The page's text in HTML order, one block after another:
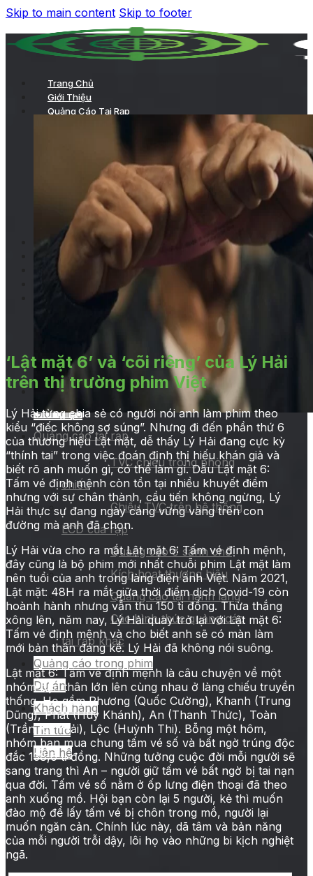
Skip to main content Skip to footer
Trang Chủ
Giới Thiệu
Quảng Cáo Tại Rạp
Chiếu TVC trên hệ thống LCD của rạp
Quảng cáo ở sảnh chờ
Kích hoạt thương hiệu
Quảng cáo tại hành lang
Các hình thức quảng cáo tại rạp khác
Quảng Cáo Trong Phim
Dự Án
Khách Hàng
Tin Tức
Trang chủ
Giới thiệu
Quảng cáo tại rạp
TVC chiếu trong phòng
chiếu
Chiếu TVC trên hệ thống
LCD của rạp
Quảng cáo ở sảnh chờ
Kích hoạt thương hiệu
Quảng cáo tại hành lang
Các hình thức quảng cáo
tại rạp khác
Quảng cáo trong phim
Dự án
Khách hàng
Tin tức
Liên hệ
‘Lật mặt 6’ và ‘cõi riêng’ của Lý Hải
trên thị trường phim Việt
Lý Hải từng chia sẻ có người nói anh làm phim theo
kiểu “điếc không sợ súng”. Nhưng đi đến phần thứ 6
của thương hiệu Lật mặt, dễ thấy Lý Hải đang cực kỳ
“thính tai” trong việc đoán định thị hiếu khán giả và
biết rõ anh muốn gì, có thể làm gì. Dẫu Lật mặt 6:
Tấm vé định mệnh còn tồn tại nhiều khuyết điểm
nhưng với sự chân thành, cầu tiến không ngừng, Lý
Hải thực sự đang ngày càng vững vàng trên con
đường mà anh đã chọn.
Lý Hải vừa cho ra mắt Lật mặt 6: Tấm vé định mệnh,
đây cũng là bộ phim mới nhất chuỗi phim Lật mặt làm
nên tuổi của anh trong làng điện ảnh Việt. Năm 2021,
Lật mặt: 48H ra mắt giữa thời điểm dịch Covid-19 còn
hoành hành nhưng vẫn thu 150 tỉ đồng. Thừa thắng
xông lên, năm nay, Lý Hải quay trở lại với Lật mặt 6:
Tấm vé định mệnh và cho biết anh sẽ có màn làm
mới bản thân đáng kể. Lý Hải đã không nói suông.
Lật mặt 6: Tấm vé định mệnh là câu chuyện về một
nhóm bạn thân lớn lên cùng nhau ở làng chiếu truyền
thống. Họ gồm Phương (Quốc Cường), Khanh (Trung
Dũng), Phát (Huy Khánh), An (Thanh Thức), Toàn
(Trần Kim Hải), Lộc (Huỳnh Thi). Bỗng một hôm,
nhóm bạn mua chung tấm vé số và bất ngờ trúng độc
đắc 138,6 tỉ đồng. Những tưởng cuộc đời mỗi người sẽ
sang trang thì An – người giữ tấm vé bất ngờ bị tai nạn
qua đời. Tấm vé số nằm ở ốp lưng điện thoại đã theo
anh xuống mồ. Hội bạn còn lại 5 người, kẻ thì muốn
đào mộ để lấy tấm vé bị chôn trong mồ, người lại
muốn ngăn cản. Chính lúc này, dã tâm và bản năng
của mỗi người trỗi dậy, lôi họ vào những bi kịch nghiệt
ngã.